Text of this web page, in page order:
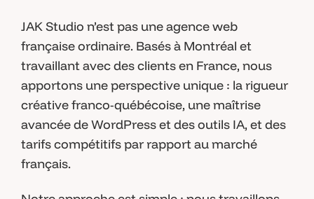
JAK Studio n’est pas une agence web
française ordinaire. Basés à Montréal et
travaillant avec des clients en France, nous
apportons une perspective unique : la rigueur
créative franco-québécoise, une maîtrise
avancée de WordPress et des outils IA, et des
tarifs compétitifs par rapport au marché
français.